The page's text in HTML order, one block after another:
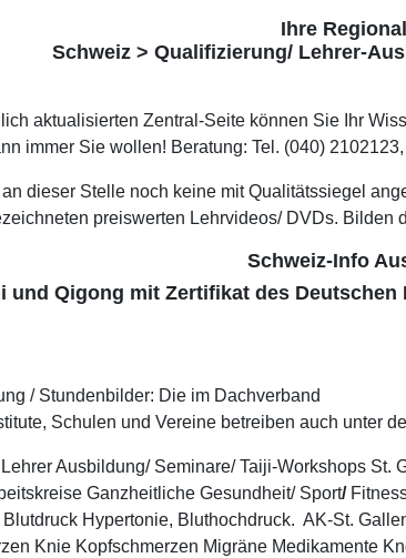
Ihre
Schweiz > Qualifizierung/ Lehrer-
aktualisierten Zentral-Seite können Sie Ihr
immer Sie wollen! Beratung: Tel. (040)
dieser Stelle noch keine mit Qualitätssiegel
preiswerten Lehrvideos/ DVDs. Bilden
Schweiz-Info
und Qigong mit Zertifikat des Deutschen
/ Stundenbilder: Die im Dachverband
Schulen und Vereine betreiben auch unter
Ausbildung/ Seminare/ Taiji-Workshops
Ganzheitliche Gesundheit/ Sport/
Hypertonie, Bluthochdruck. AK-St.
Knie Kopfschmerzen Migräne Medikamente